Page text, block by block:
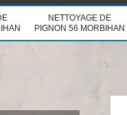
NETTOYAGE DE
PIGNON 56 MORBIHAN